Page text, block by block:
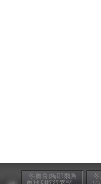
[冬奧會]梅耶爾為
[